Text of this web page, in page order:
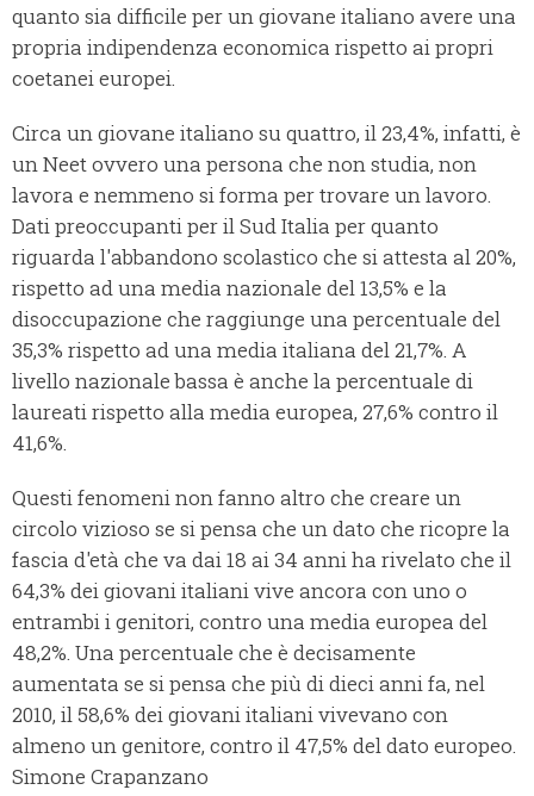
quanto sia difficile per un giovane italiano avere una
propria indipendenza economica rispetto ai propri
coetanei europei.
Circa un giovane italiano su quattro, il 23,4%, infatti, è
un Neet ovvero una persona che non studia, non
lavora e nemmeno si forma per trovare un lavoro.
Dati preoccupanti per il Sud Italia per quanto
riguarda l'abbandono scolastico che si attesta al 20%,
rispetto ad una media nazionale del 13,5% e la
disoccupazione che raggiunge una percentuale del
35,3% rispetto ad una media italiana del 21,7%. A
livello nazionale bassa è anche la percentuale di
laureati rispetto alla media europea, 27,6% contro il
41,6%.
Questi fenomeni non fanno altro che creare un
circolo vizioso se si pensa che un dato che ricopre la
fascia d'età che va dai 18 ai 34 anni ha rivelato che il
64,3% dei giovani italiani vive ancora con uno o
entrambi i genitori, contro una media europea del
48,2%. Una percentuale che è decisamente
aumentata se si pensa che più di dieci anni fa, nel
2010, il 58,6% dei giovani italiani vivevano con
almeno un genitore, contro il 47,5% del dato europeo.
Simone Crapanzano